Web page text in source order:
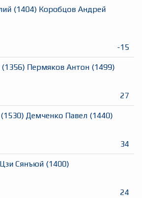
(1404) Коробцов Андрей
-15
(1356) Пермяков Антон (1499)
27
(1530) Демченко Павел (1440)
34
Цзи Сянъюй (1400)
24